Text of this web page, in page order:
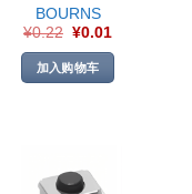
BOURNS
¥0.22 ¥0.01
加入购物车